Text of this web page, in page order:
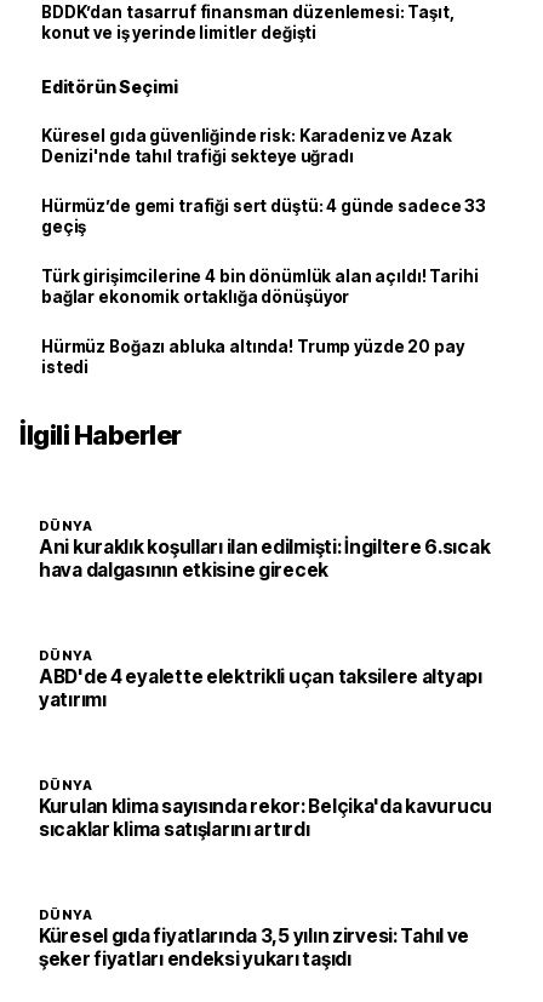
BDDK’dan tasarruf finansman düzenlemesi: Taşıt,
konut ve iş yerinde limitler değişti
Editörün Seçimi
Küresel gıda güvenliğinde risk: Karadeniz ve Azak
Denizi'nde tahıl trafiği sekteye uğradı
Hürmüz’de gemi trafiği sert düştü: 4 günde sadece 33
geçiş
Türk girişimcilerine 4 bin dönümlük alan açıldı! Tarihi
bağlar ekonomik ortaklığa dönüşüyor
Hürmüz Boğazı abluka altında! Trump yüzde 20 pay
istedi
İlgili Haberler
DÜNYA
Ani kuraklık koşulları ilan edilmişti: İngiltere 6.sıcak
hava dalgasının etkisine girecek
DÜNYA
ABD'de 4 eyalette elektrikli uçan taksilere altyapı
yatırımı
DÜNYA
Kurulan klima sayısında rekor: Belçika'da kavurucu
sıcaklar klima satışlarını artırdı
DÜNYA
Küresel gıda fiyatlarında 3,5 yılın zirvesi: Tahıl ve
şeker fiyatları endeksi yukarı taşıdı